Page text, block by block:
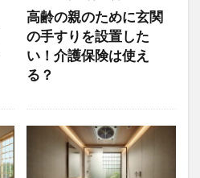
高齢の親のために玄関
の手すりを設置した
い！介護保険は使え
る？